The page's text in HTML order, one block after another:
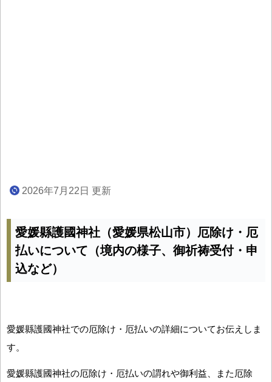
2026年7月22日 更新
愛媛縣護國神社（愛媛県松山市）厄除け・厄
払いについて（境内の様子、御祈祷受付・申
込など）
愛媛縣護國神社での厄除け・厄払いの詳細についてお伝えしま
す。
愛媛縣護國神社の厄除け・厄払いの謂れや御利益、また厄除